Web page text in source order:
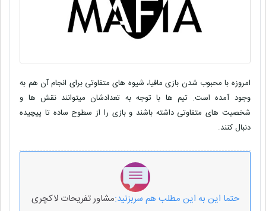
امروزه با محبوب شدن بازی مافیا، شیوه های متفاوتی برای انجام آن هم به
وجود آمده است. تیم ها با توجه به تعدادشان میتوانند نقش ها و
شخصیت های متفاوتی داشته باشند و بازی را از سطوح ساده تا پیچیده
دنبال کنند.
حتما این به این مطلب هم سربزنید:مشاور تفریحات لاکچری